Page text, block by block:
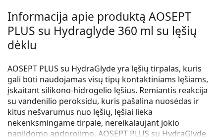
Informacija apie produktą AOSEPT
PLUS su Hydraglyde 360 ml su lęšių
dėklu
AOSEPT PLUS su HydraGlyde yra lęšių tirpalas, kuris
gali būti naudojamas visų tipų kontaktiniams lęšiams,
įskaitant silikono-hidrogelio lęšius. Remiantis reakcija
su vandenilio peroksidu, kuris pašalina nuosėdas ir
kitus nešvarumus nuo lęšių, lęšiai lieka
nekenksmingame tirpale, nereikalaujant jokio
papildomo apdorojimo. AOSEPT PLUS su HydraGlyde